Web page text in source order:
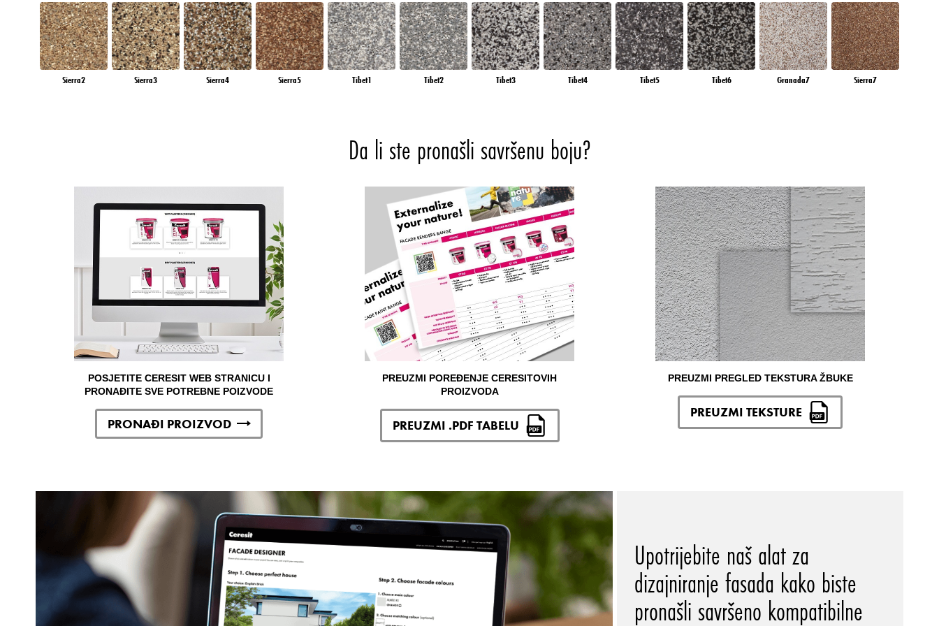
Sierra2 Sierra3 Sierra4 Sierra5 Tibet1 Tibet2 Tibet3 Tibet4 Tibet5 Tibet6 Granada7 Sierra7
Da li ste pronašli savršenu boju?
POSJETITE CERESIT WEB STRANICU I
PRONAĐITE SVE POTREBNE POIZVODE
PRONAĐI PROIZVOD
PREUZMI POREĐENJE CERESITOVIH
PROIZVODA
PREUZMI .PDF TABELU
PREUZMI PREGLED TEKSTURA ŽBUKE
PREUZMI TEKSTURE
Upotrijebite naš alat za
dizajniranje fasada kako biste
pronašli savršeno kompatibilne